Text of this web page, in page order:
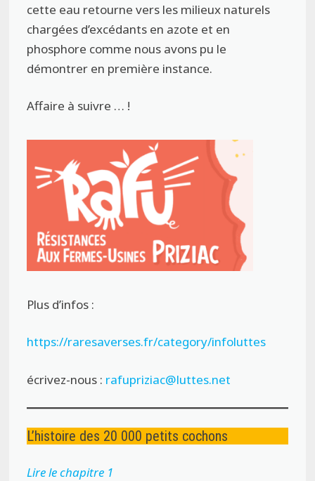
cette eau retourne vers les milieux naturels
chargées d’excédants en azote et en
phosphore comme nous avons pu le
démontrer en première instance.
Affaire à suivre … !
Plus d’infos :
https://raresaverses.fr/category/infoluttes
écrivez-nous : rafupriziac@luttes.net
L’histoire des 20 000 petits cochons
Lire le chapitre 1